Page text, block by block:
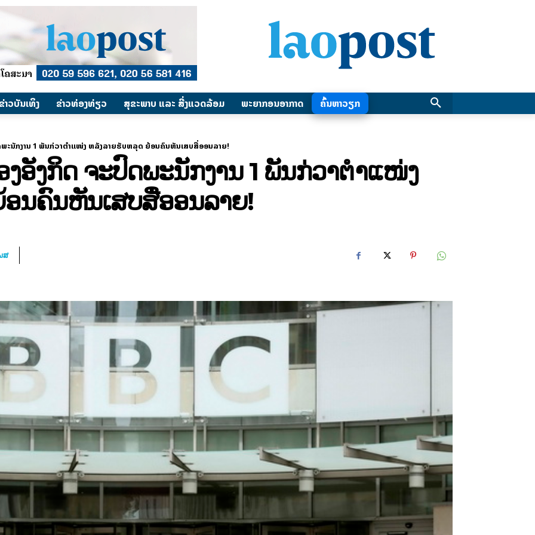
າວບັນເທິງ ​ຂ່າວທ່ອງທ່ຽວ ສຸຂະພາບ ແລະ ສີ່ງແວດລ້ອມ ພະຍາກອນອາກາດ ຄົ້ນຫາວຽກ
ພະນັກງານ 1 ພັນກ່ວາຕຳແໜ່ງ ຫລັງລາຍຮັບຫລຸດ ຍ້ອນຄົນຫັນເສບສື່ອອນລາຍ!
ງອັງກິດ ຈະປົດພະນັກງານ 1 ພັນກ່ວາຕຳແໜ່ງ
ນຄົນຫັນເສບສື່ອອນລາຍ!
ສ